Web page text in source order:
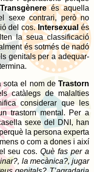
Transgènereés aquella
sexe contrari, però no
del cos.Intersexualés
la seua classificació
és sotmés de nadó
genitals per a adequar-
sota el nom de Trastorn
catàlegs de malalties
considerar que les
trastorn mental. Per a
sexe del DNI, han
la persona experta
o com a dones i així
seu cos.Què fas per a
la mecànica?, jugar